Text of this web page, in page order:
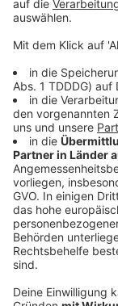
Bayern
66-Jähriger